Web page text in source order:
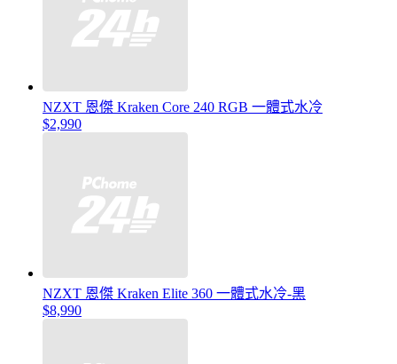
NZXT 恩傑 Kraken Core 240 RGB 一體式水冷
$2,990
NZXT 恩傑 Kraken Elite 360 一體式水冷-黑
$8,990